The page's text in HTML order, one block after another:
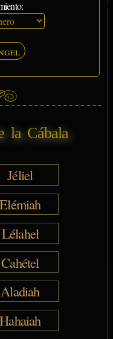
la Cábala
Jéliel
Elémiah
Lélahel
Cahétel
Aladiah
Hahaiah